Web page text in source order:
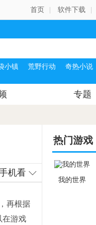
首页 软件下载
小镇 荒野行动 奇热小说
专题
机看
再根据
在游戏
热门游戏
我的世界